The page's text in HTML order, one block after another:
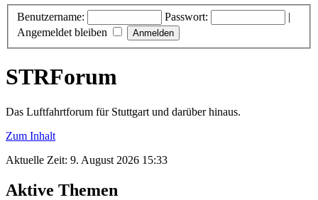
Benutzername: Passwort:
|
Angemeldet bleiben
STRForum
Das Luftfahrtforum für Stuttgart und darüber hinaus.
Zum Inhalt
Aktuelle Zeit: 9. August 2026 15:33
Aktive Themen